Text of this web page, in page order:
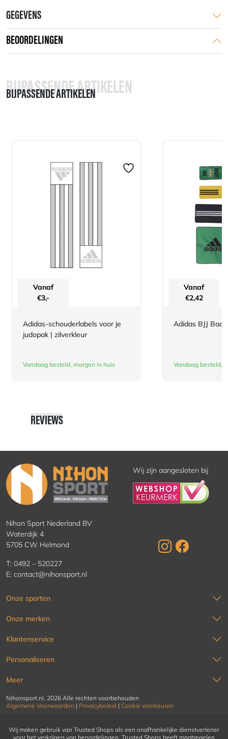
GEGEVENS
BEOORDELINGEN
BIJPASSENDE ARTIKELEN
BIJPASSENDE ARTIKELEN
Vanaf
€3,-
Adidas-schouderlabels voor je
judopak | zilverkleur
Vandaag besteld, morgen in huis
Vanaf
€2,42
Adidas BJJ
Vandaag besteld,
REVIEWS
REVIEWS
Wij zijn aangesloten bij
Nihon Sport Nederland BV
Waterdijk 4
5705 CW Helmond
T: 0492 – 520227
E: contact@nihonsport.nl
Onze sporten
Onze merken
Klantenservice
Personaliseren
Meer
Nihonsport.nl, 2026 Alle rechten voorbehouden
Algemene Voorwaarden | Privacybeleid | Cookie voorkeuren
Wij maken gebruik van Trusted Shops als een onafhankelijke dienstverlener
voor het verkrijgen van beoordelingen. Trusted Shops heeft maatregelen